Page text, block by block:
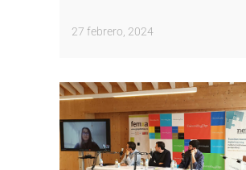
27 febrero, 2024